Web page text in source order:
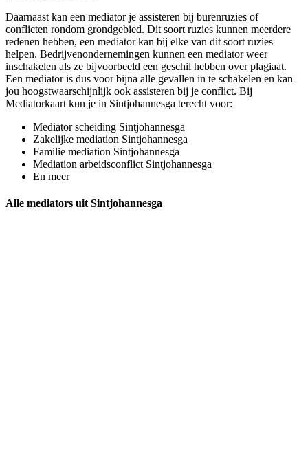
Daarnaast kan een mediator je assisteren bij burenruzies of
conflicten rondom grondgebied. Dit soort ruzies kunnen meerdere
redenen hebben, een mediator kan bij elke van dit soort ruzies
helpen. Bedrijvenondernemingen kunnen een mediator weer
inschakelen als ze bijvoorbeeld een geschil hebben over plagiaat.
Een mediator is dus voor bijna alle gevallen in te schakelen en kan
jou hoogstwaarschijnlijk ook assisteren bij je conflict. Bij
Mediatorkaart kun je in Sintjohannesga terecht voor:
Mediator scheiding Sintjohannesga
Zakelijke mediation Sintjohannesga
Familie mediation Sintjohannesga
Mediation arbeidsconflict Sintjohannesga
En meer
Alle mediators uit Sintjohannesga